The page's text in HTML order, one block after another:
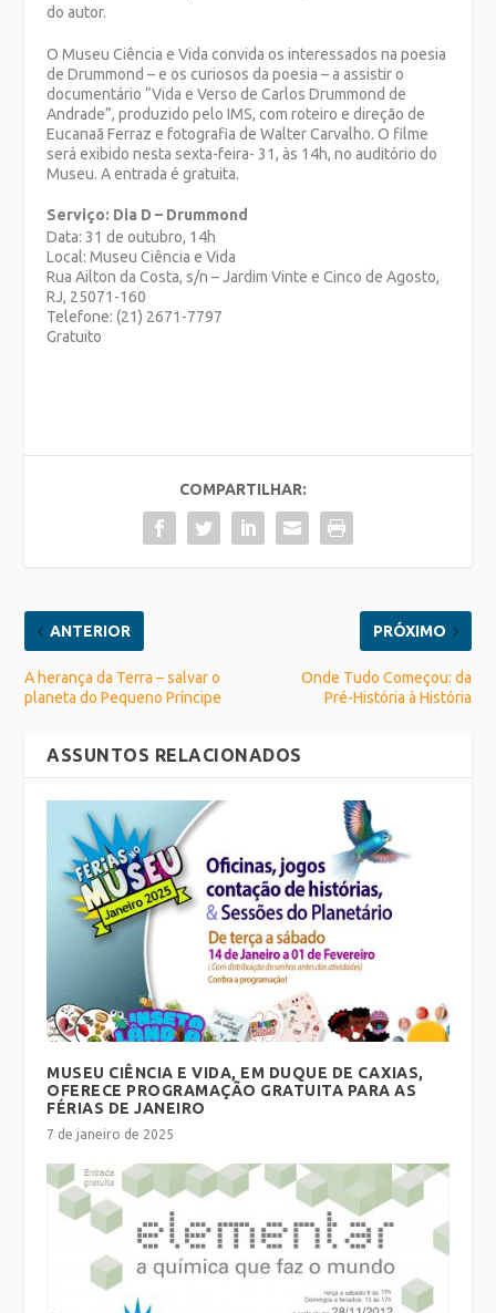
do autor.
O Museu Ciência e Vida convida os interessados na poesia
de Drummond – e os curiosos da poesia – a assistir o
documentário “Vida e Verso de Carlos Drummond de
Andrade”, produzido pelo IMS, com roteiro e direção de
Eucanaã Ferraz e fotografia de Walter Carvalho. O filme
será exibido nesta sexta-feira- 31, às 14h, no auditório do
Museu. A entrada é gratuita.
Serviço: Dia D – Drummond
Data: 31 de outubro, 14h
Local: Museu Ciência e Vida
Rua Ailton da Costa, s/n – Jardim Vinte e Cinco de Agosto,
RJ, 25071-160
Telefone: (21) 2671-7797
Gratuito
COMPARTILHAR:
ANTERIOR
A herança da Terra – salvar o
planeta do Pequeno Príncipe
PRÓXIMO
Onde Tudo Começou: da
Pré-História à História
ASSUNTOS RELACIONADOS
MUSEU CIÊNCIA E VIDA, EM DUQUE DE CAXIAS,
OFERECE PROGRAMAÇÃO GRATUITA PARA AS
FÉRIAS DE JANEIRO
7 de janeiro de 2025